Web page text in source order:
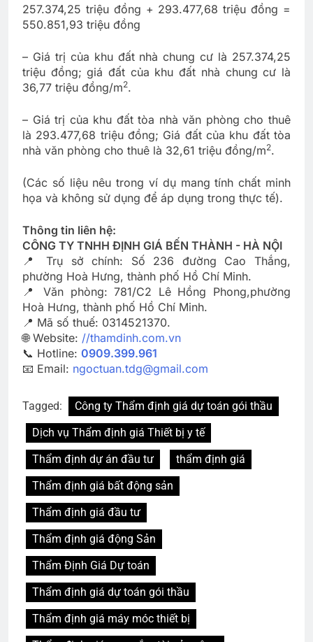
257.374,25 triệu đồng + 293.477,68 triệu đồng =
550.851,93 triệu đồng
– Giá trị của khu đất nhà chung cư là 257.374,25
triệu đồng; giá đất của khu đất nhà chung cư là
36,77 triệu đồng/m2.
– Giá trị của khu đất tòa nhà văn phòng cho thuê
là 293.477,68 triệu đồng; Giá đất của khu đất tòa
nhà văn phòng cho thuê là 32,61 triệu đồng/m2.
(Các số liệu nêu trong ví dụ mang tính chất minh
họa và không sử dụng để áp dụng trong thực tế).
Thông tin liên hệ:
CÔNG TY TNHH ĐỊNH GIÁ BẾN THÀNH - HÀ NỘI
📍 Trụ sở chính: Số 236 đường Cao Thắng,
phường Hoà Hưng, thành phố Hồ Chí Minh.
📍 Văn phòng: 781/C2 Lê Hồng Phong,phường
Hoà Hưng, thành phố Hồ Chí Minh.
📍 Mã số thuế: 0314521370.
🌐 Website: //thamdinh.com.vn
📞 Hotline: 0909.399.961
📧 Email: ngoctuan.tdg@gmail.com
Tagged:
Công ty Thẩm định giá dự toán gói thầu
Dịch vụ Thẩm định giá Thiết bị y tế
Thẩm định dự án đầu tư
thẩm định giá
Thẩm định giá bất động sản
Thẩm định giá đầu tư
Thẩm định giá động Sản
Thẩm Định Giá Dự toán
Thẩm định giá dự toán gói thầu
Thẩm định giá máy móc thiết bị